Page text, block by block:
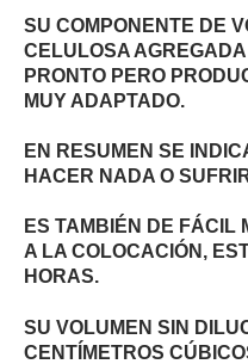
SU COMPONENTE DE
CELULOSA
PRONTO PERO
MUY ADAPTADO.
EN RESUMEN SE
HACER NADA O
ES TAMBIÉN DE FÁCIL
A LA COLOCACIÓN,
HORAS.
SU VOLUMEN SIN
CENTÍMETROS